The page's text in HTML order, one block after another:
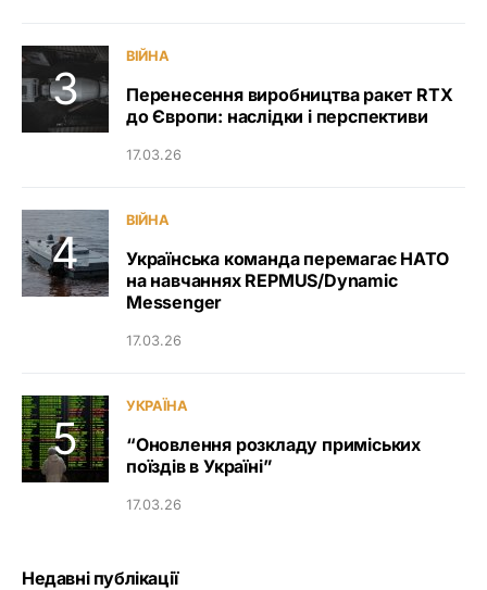
ВІЙНА
Перенесення виробництва ракет RTX
до Європи: наслідки і перспективи
17.03.26
ВІЙНА
Українська команда перемагає НАТО
на навчаннях REPMUS/Dynamic
Messenger
17.03.26
УКРАЇНА
“Оновлення розкладу приміських
поїздів в Україні”
17.03.26
Недавні публікації